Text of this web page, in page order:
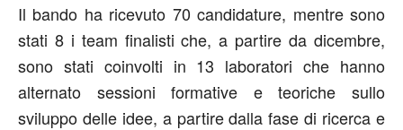
Il bando ha ricevuto 70 candidature, mentre sono
stati 8 i team finalisti che, a partire da dicembre,
sono stati coinvolti in 13 laboratori che hanno
alternato sessioni formative e teoriche sullo
sviluppo delle idee, a partire dalla fase di ricerca e